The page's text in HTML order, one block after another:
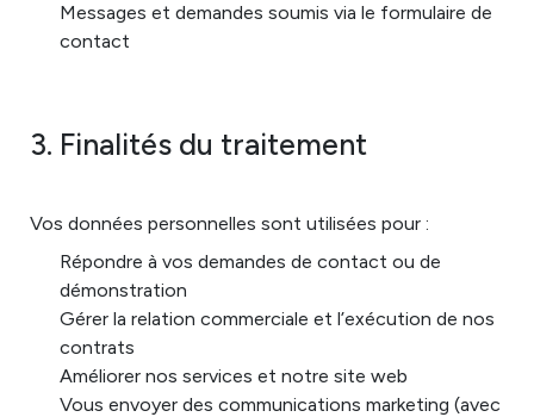
Messages et demandes soumis via le formulaire de
contact
3. Finalités du traitement
Vos données personnelles sont utilisées pour :
Répondre à vos demandes de contact ou de
démonstration
Gérer la relation commerciale et l’exécution de nos
contrats
Améliorer nos services et notre site web
Vous envoyer des communications marketing (avec